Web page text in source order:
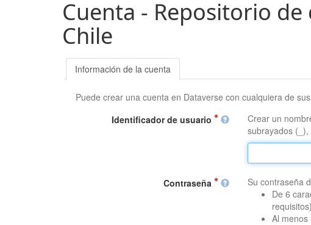
Cuenta - Repositorio
Chile
Información de la cuenta
Puede crear una cuenta en Dataverse con cualquiera de
Identificador de usuario
Crear un
subrayados
Contraseña
Su contraseña
De 6
requisitos)
Al menos